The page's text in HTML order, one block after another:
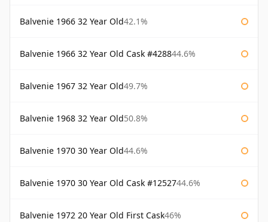
Balvenie 1966 32 Year Old42.1%
Balvenie 1966 32 Year Old Cask #428844.6%
Balvenie 1967 32 Year Old49.7%
Balvenie 1968 32 Year Old50.8%
Balvenie 1970 30 Year Old44.6%
Balvenie 1970 30 Year Old Cask #1252744.6%
Balvenie 1972 20 Year Old First Cask46%